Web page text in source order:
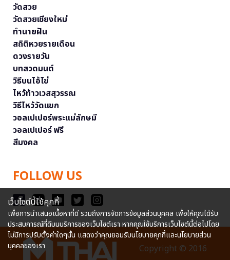
วัดสวย
วัดสวยเชียงใหม่
ทำนายฝัน
สถิติหวยรายเดือน
ดวงรายวัน
บทสวดมนต์
วิธีบนไอ้ไข่
ไหว้ท้าวเวสสุวรรณ
วิธีไหว้วัดแขก
วอลเปเปอร์พระแม่ลักษมี
วอลเปเปอร์ ฟรี
สีมงคล
FOLLOW US
Copyright © 2016
เว็บไซต์นี้ใช้คุกกี้
เพื่อการนำเสนอเนื้อหาที่ดี รวมถึงการจัดการข้อมูลส่วนบุคคล เพื่อให้คุณได้รับ
ประสบการณ์ที่ดีบนบริการของเว็บไซต์เรา หากคุณใช้บริการเว็บไซต์นี้ต่อไปโดย
ไม่มีการปรับตั้งค่าใดๆนั้น แสดงว่าคุณยอมรับนโยบายคุกกี้และนโยบายส่วน
บุคคลของเรา